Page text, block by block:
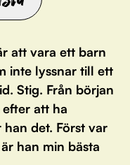
att vara ett barn
inte lyssnar till ett
Stig. Från början
att ha
det. Först var
han min bästa